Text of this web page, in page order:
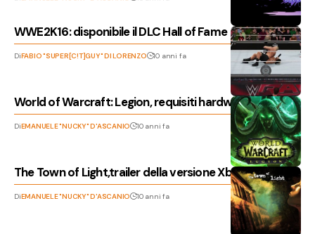
WWE2K16: disponibile il DLC Hall of Fame
DiFABIO "SUPER[C!T]GUY" DI LORENZO 10 anni fa
World of Warcraft: Legion, requisiti hardware!
DiEMANUELE "NUCKY" D'ASCANIO 10 anni fa
The Town of Light,trailer della versione Xbox One
DiEMANUELE "NUCKY" D'ASCANIO 10 anni fa